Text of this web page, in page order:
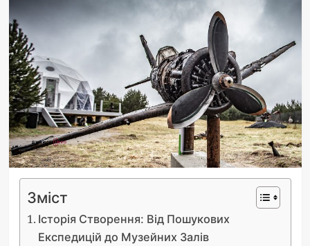
Зміст
Історія Створення: Від Пошукових
Експедицій до Музейних Залів